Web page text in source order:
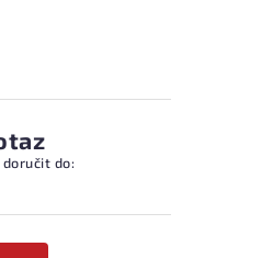
doručit do: